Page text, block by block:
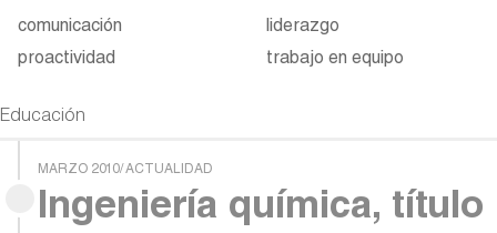
comunicación
liderazgo
proactividad
trabajo en equipo
Educación
MARZO 2010/ ACTUALIDAD
Ingeniería química, título